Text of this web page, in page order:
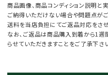
商品画像、商品コンディション説明と
ご納得いただけない場合や問題点がご
送料を当店負担にてご返品対応をさせ
なお、ご返品は商品購入到着から1
らせていただきますことをご了承下さ